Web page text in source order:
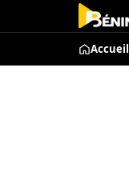
Accueil